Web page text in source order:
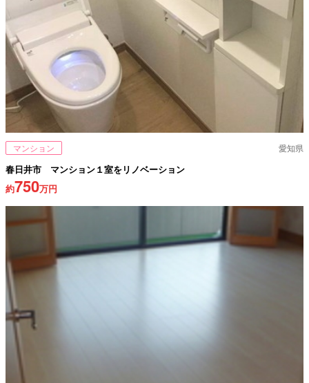
マンション 愛知県
春日井市 マンション１室をリノベーション
約750万円